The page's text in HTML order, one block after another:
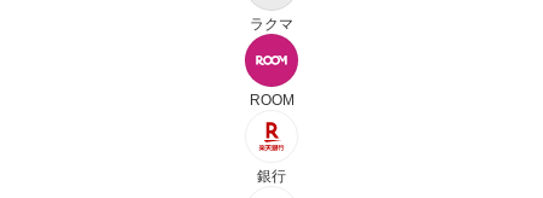
ラクマ
ROOM
銀行